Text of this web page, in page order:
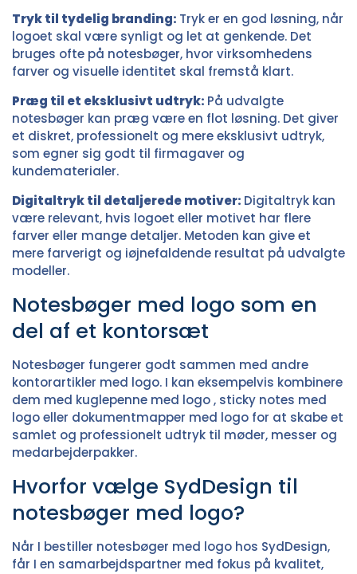
Tryk til tydelig branding: Tryk er en god løsning, når
logoet skal være synligt og let at genkende. Det
bruges ofte på notesbøger, hvor virksomhedens
farver og visuelle identitet skal fremstå klart.
Præg til et eksklusivt udtryk: På udvalgte
notesbøger kan præg være en flot løsning. Det giver
et diskret, professionelt og mere eksklusivt udtryk,
som egner sig godt til firmagaver og
kundematerialer.
Digitaltryk til detaljerede motiver: Digitaltryk kan
være relevant, hvis logoet eller motivet har flere
farver eller mange detaljer. Metoden kan give et
mere farverigt og iøjnefaldende resultat på udvalgte
modeller.
Notesbøger med logo som en
del af et kontorsæt
Notesbøger fungerer godt sammen med andre
kontorartikler med logo. I kan eksempelvis kombinere
dem med kuglepenne med logo, sticky notes med
logoeller dokumentmapper med logo for at skabe et
samlet og professionelt udtryk til møder, messer og
medarbejderpakker.
Hvorfor vælge SydDesign til
notesbøger med logo?
Når I bestiller notesbøger med logo hos SydDesign,
får I en samarbejdspartner med fokus på kvalitet,